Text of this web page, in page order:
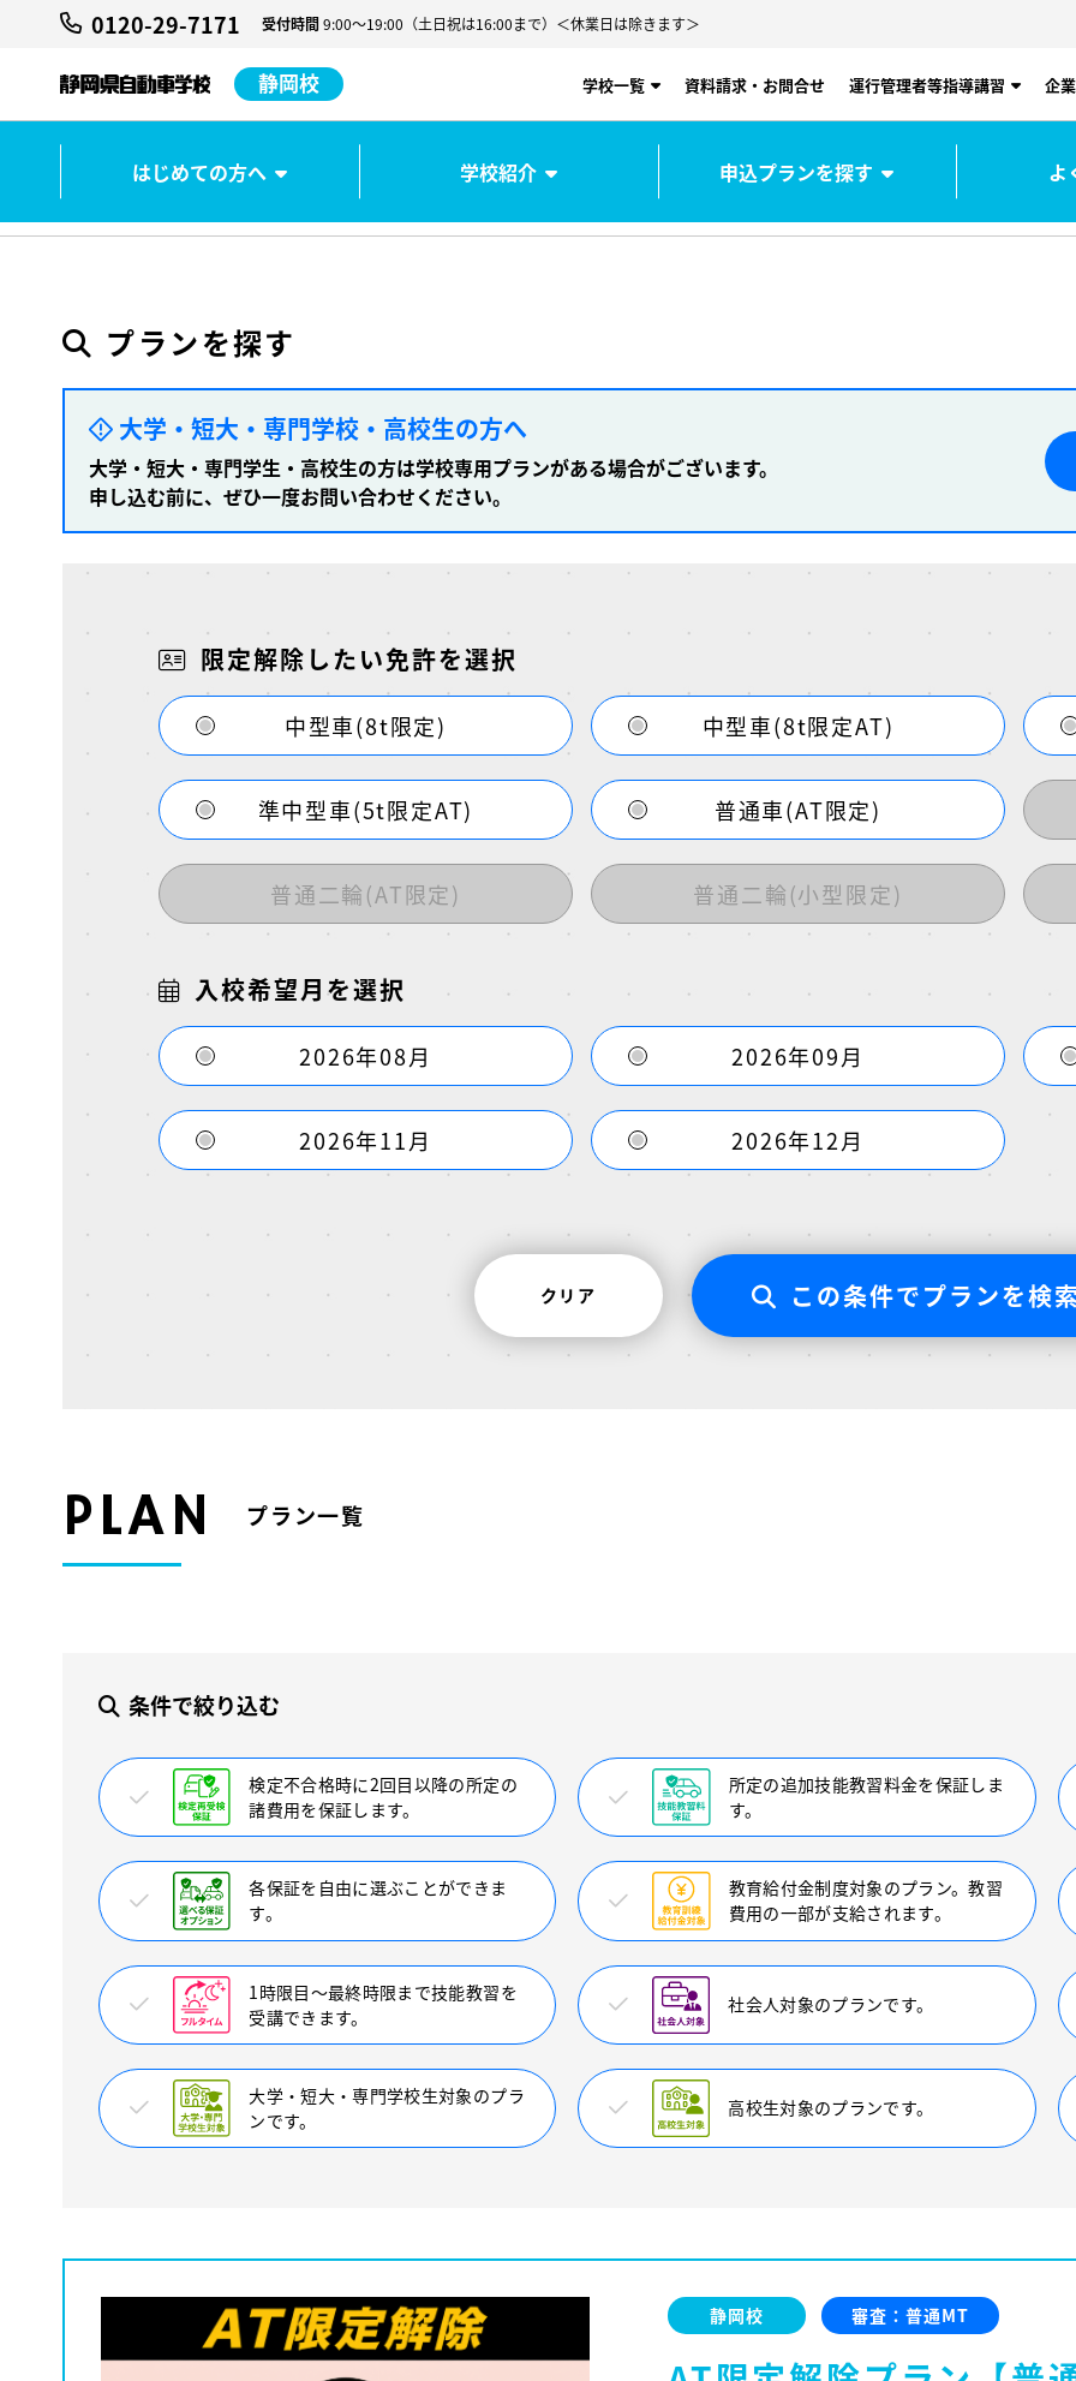
0120-29-7171 受付時間 9:00～19:00（土日祝は16:00まで）＜休業日は除きます＞
静岡校 学校一覧 資料請求・お問合せ 運行管理者等指導講習 企
はじめての方へ 学校紹介 申込プランを探す よ
静岡校 ホーム
プランを探す
大学・短大・専門学校・高校生の方へ
大学・短大・専門学生・高校生の方は学校専用プランがある場合がございます。
申し込む前に、ぜひ一度お問い合わせください。
限定解除したい免許を選択
中型車(8t限定) 中型車(8t限定AT)
準中型車(5t限定AT) 普通車(AT限定)
普通二輪(AT限定) 普通二輪(小型限定)
入校希望月を選択
2026年08月 2026年09月
2026年11月 2026年12月
クリア この条件でプランを検
PLAN プラン一覧
条件で絞り込む
検定不合格時に2回目以降の所定の
諸費用を保証します。
所定の追加技能教習料金を保証しま
す。
各保証を自由に選ぶことができま
す。
教育給付金制度対象のプラン。教習
費用の一部が支給されます。
1時限目〜最終時限まで技能教習を
受講できます。
社会人対象のプランです。
大学・短大・専門学校生対象のプラ
ンです。
高校生対象のプランです。
静岡校 審査：普通MT